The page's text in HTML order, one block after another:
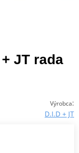
JT rada
Výrobca:
D.I.D + JT